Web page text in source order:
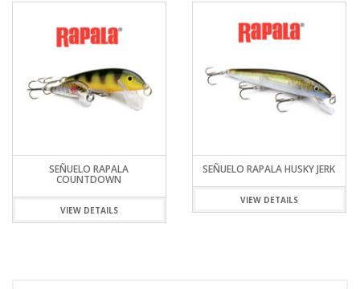
SEÑUELO RAPALA
COUNTDOWN
VIEW DETAILS
SEÑUELO RAPALA HUSKY JERK
VIEW DETAILS